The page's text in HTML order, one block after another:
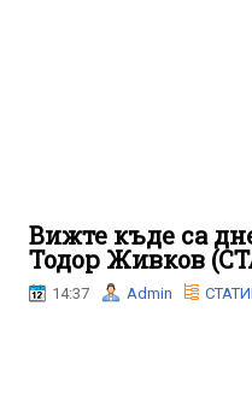
Вижте къде са
Тодор Живков
14:37 Admin